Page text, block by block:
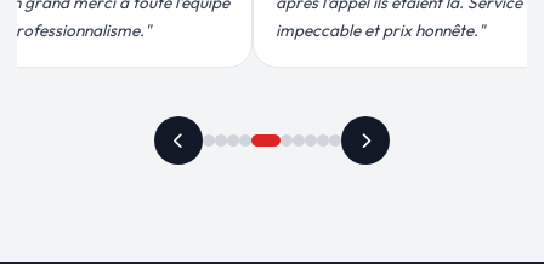
prix honnête."
recommande vivement."